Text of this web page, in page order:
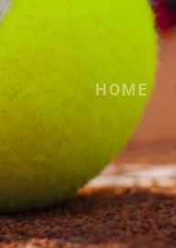
HOME